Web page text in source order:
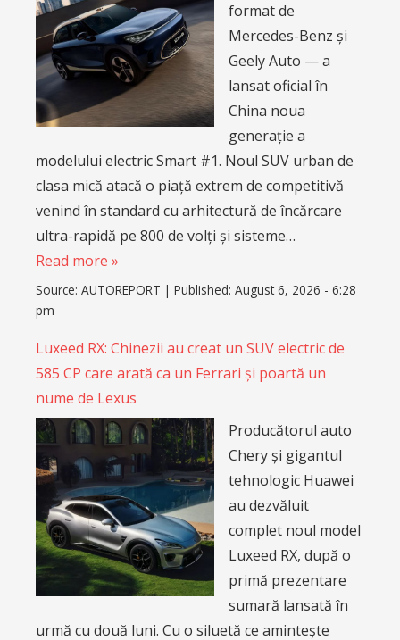
format de
Mercedes-Benz și
Geely Auto — a
lansat oficial în
China noua
generație a
modelului electric Smart #1. Noul SUV urban de
clasa mică atacă o piață extrem de competitivă
venind în standard cu arhitectură de încărcare
ultra-rapidă pe 800 de volți și sisteme…
Read more »
Source: AUTOREPORT | Published: August 6, 2026 - 6:28
pm
Luxeed RX: Chinezii au creat un SUV electric de
585 CP care arată ca un Ferrari și poartă un
nume de Lexus
Producătorul auto
Chery și gigantul
tehnologic Huawei
au dezvăluit
complet noul model
Luxeed RX, după o
primă prezentare
sumară lansată în
urmă cu două luni. Cu o siluetă ce amintește